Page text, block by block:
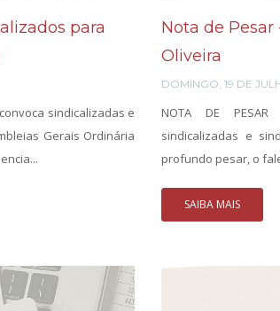
para
sindicalizadas e
Gerais Ordinária
Nota de
Oliveira
DOMINGO, 19 DE
NOTA DE
sindicalizadas e
profundo pesar, o
SAIBA MAIS